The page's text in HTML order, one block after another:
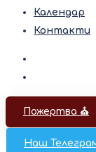
Календар
Контакти
Пожертва ⛪️
Наш